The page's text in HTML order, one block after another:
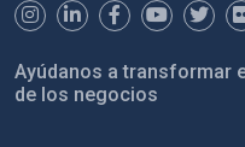
Ayúdanos a transformar
de los negocios